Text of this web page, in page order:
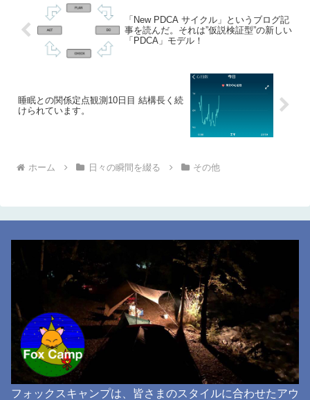
「New PDCA サイクル」というブログ記
事を読んだ。それは”仮説検証型”の新しい
「PDCA」モデル！
睡眠との関係定点観測10日目 結構長く続
けられています。
ホーム 日々の瞬間を綴る その他
フォックスキャンプは、皆さまのスタイルに合わせたアウ